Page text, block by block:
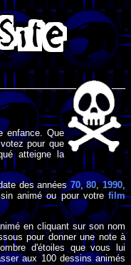
enfance. Que
pour que
atteigne la
des années 70,80,1990,
animé ou pour votre film
en cliquant sur son nom
pour donner une note à
d'étoiles que vous lui
aux 100 dessins animés